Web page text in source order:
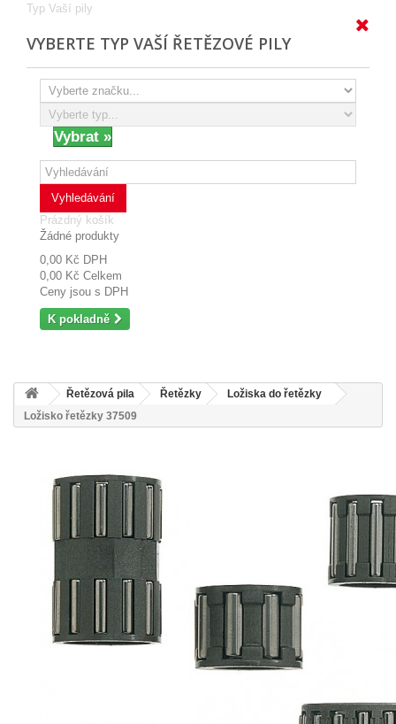
Typ Vaší pily
VYBERTE TYP VAŠÍ ŘETĚZOVÉ PILY
Vyhledávání
Prázdný košík
Žádné produkty
0,00 Kč DPH
0,00 Kč Celkem
Ceny jsou s DPH
K pokladně
Řetězová pila Řetězky
Ložiska do řetězky
Ložisko řetězky 37509